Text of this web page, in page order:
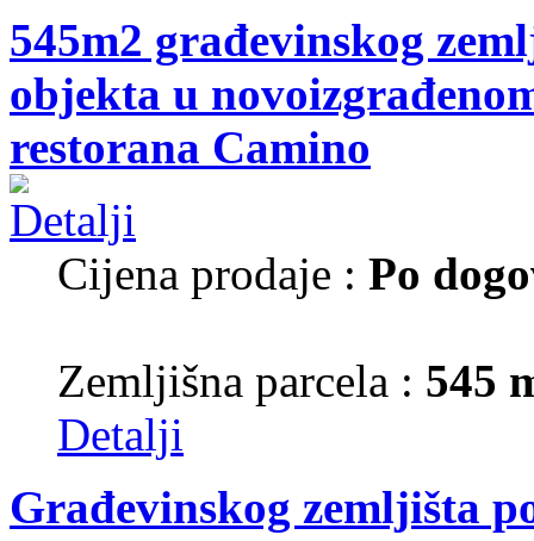
545m2 građevinskog
objekta u
restorana Camino
Cijena prodaje : Po
Zemljišna parcela : 545
Detalji
Građevinskog zemljišta